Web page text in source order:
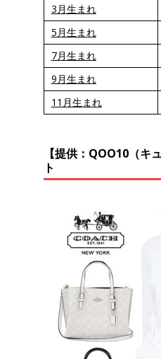
3月生まれ
5月生まれ
7月生まれ
9月生まれ
11月生まれ
【提供：QOO10（キ
ト